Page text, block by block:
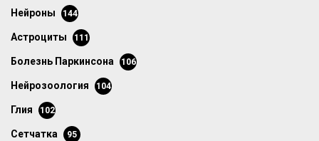
нейроны 144
астроциты 111
болезнь Паркинсона 106
нейрозоология 104
глия 102
сетчатка 95